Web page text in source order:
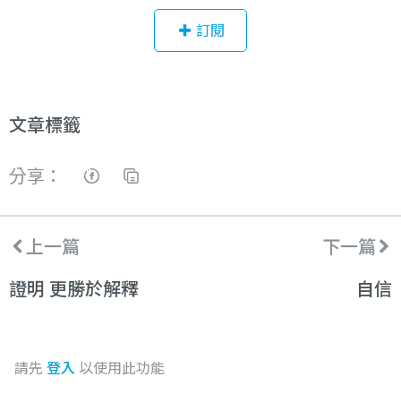
訂閱
文章標籤
分享：
上一篇
證明 更勝於解釋
下一篇
自信
請先 登入 以使用此功能